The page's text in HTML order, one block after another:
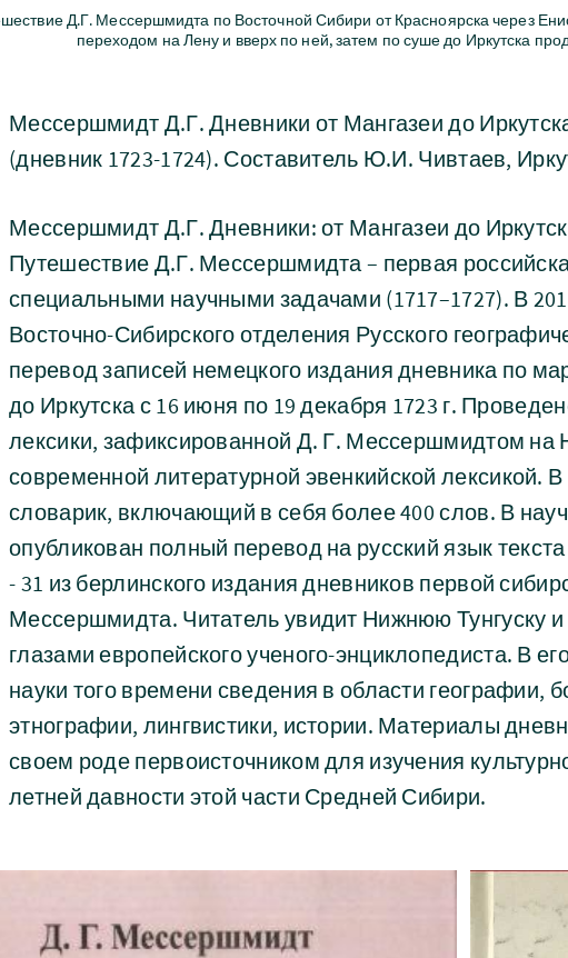
Д.Г. Мессершмидта по Восточной Сибири от Красноярска через
переходом на Лену и вверх по ней, затем по суше до Иркутска
Мессершмидт Д.Г. Дневники от Мангазеи до
(дневник 1723-1724). Составитель Ю.И. Чивтаев,
Мессершмидт Д.Г. Дневники: от Мангазеи до
Путешествие Д.Г. Мессершмидта – первая
специальными научными задачами (1717–1727). В
Восточно-Сибирского отделения Русского
перевод записей немецкого издания дневника по
до Иркутска с 16 июня по 19 декабря 1723 г.
лексики, зафиксированной Д. Г. Мессершмидтом на
современной литературной эвенкийской лексикой.
словарик, включающий в себя более 400 слов. В
опубликован полный перевод на русский язык текста
- 31 из берлинского издания дневников первой
Мессершмидта. Читатель увидит Нижнюю Тунгуску
глазами европейского ученого-энциклопедиста. В
науки того времени сведения в области географии,
этнографии, лингвистики, истории. Материалы
своем роде пер­воисточником для изучения
летней давности этой части Средней Сибири.